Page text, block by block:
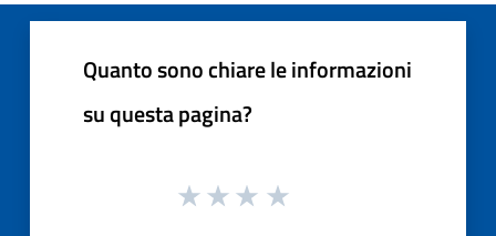
Quanto sono chiare le informazioni
su questa pagina?